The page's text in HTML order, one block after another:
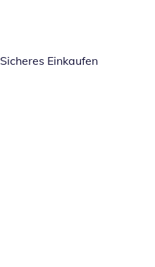
Sicheres Einkaufen